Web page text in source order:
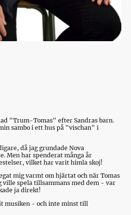
"Trum-Tomas" efter Sandras barn.
sambo i ett hus på "vischan" i
då jag grundade Nova
Men har spenderat många år
vilket har varit himla skoj!
mig varmt om hjärtat och när Tomas
ville spela tillsammans med dem - var
ja direkt!
musiken - och inte minst till